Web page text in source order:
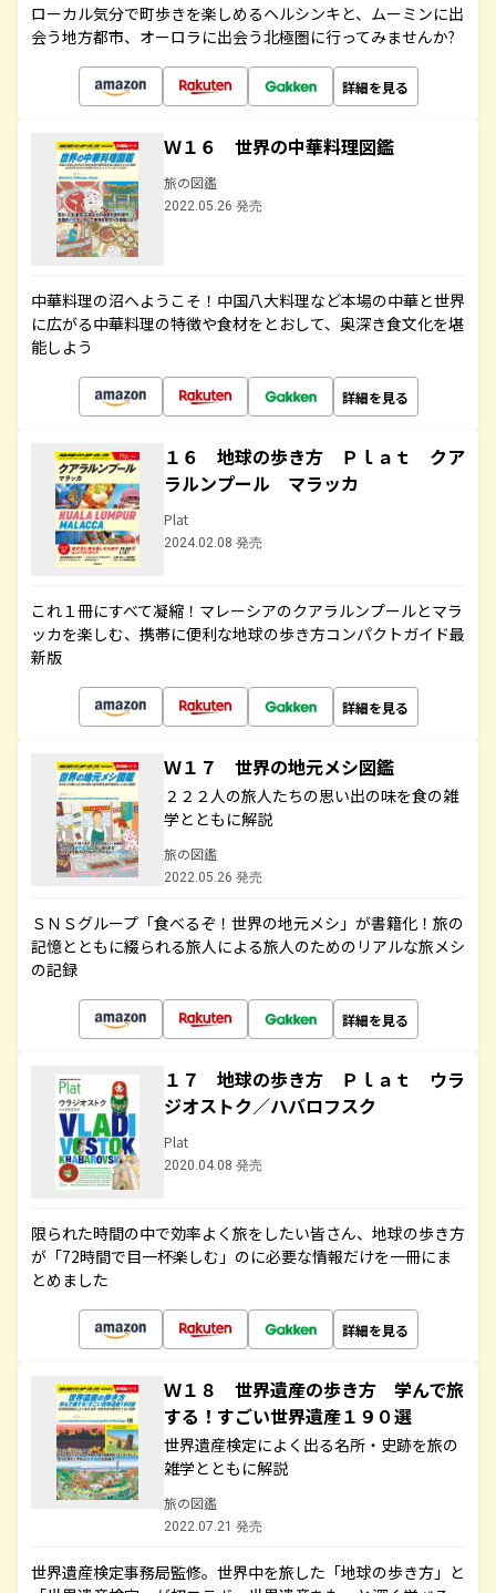
ローカル気分で町歩きを楽しめるヘルシンキと、ムーミンに出
会う地方都市、オーロラに出会う北極圏に行ってみませんか?
詳細を見る
Ｗ１６ 世界の中華料理図鑑
旅の図鑑
2022.05.26 発売
中華料理の沼へようこそ！中国八大料理など本場の中華と世界
に広がる中華料理の特徴や食材をとおして、奥深き食文化を堪
能しよう
詳細を見る
１６ 地球の歩き方 Ｐｌａｔ クア
ラルンプール マラッカ
Plat
2024.02.08 発売
これ１冊にすべて凝縮！マレーシアのクアラルンプールとマラ
ッカを楽しむ、携帯に便利な地球の歩き方コンパクトガイド最
新版
詳細を見る
Ｗ１７ 世界の地元メシ図鑑
２２２人の旅人たちの思い出の味を食の雑
学とともに解説
旅の図鑑
2022.05.26 発売
ＳＮＳグループ「食べるぞ！世界の地元メシ」が書籍化！旅の
記憶とともに綴られる旅人による旅人のためのリアルな旅メシ
の記録
詳細を見る
１７ 地球の歩き方 Ｐｌａｔ ウラ
ジオストク／ハバロフスク
Plat
2020.04.08 発売
限られた時間の中で効率よく旅をしたい皆さん、地球の歩き方
が「72時間で目一杯楽しむ」のに必要な情報だけを一冊にま
とめました
詳細を見る
Ｗ１８ 世界遺産の歩き方 学んで旅
する！すごい世界遺産１９０選
世界遺産検定によく出る名所・史跡を旅の
雑学とともに解説
旅の図鑑
2022.07.21 発売
世界遺産検定事務局監修。世界中を旅した「地球の歩き方」と